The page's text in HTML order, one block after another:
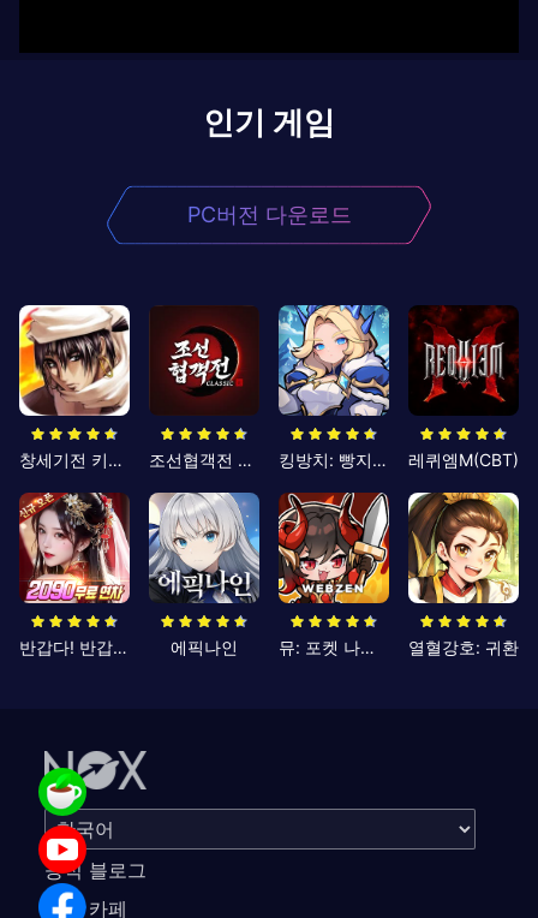
인기 게임
PC버전 다운로드
창세기전 키우기 조선협객전 클래식 킹방치: 빵지의 제왕 레퀴엠M(CBT)
반갑다! 반갑삼국지 에픽나인 뮤: 포켓 나이츠 열혈강호: 귀환
공식 블로그
공식 카페